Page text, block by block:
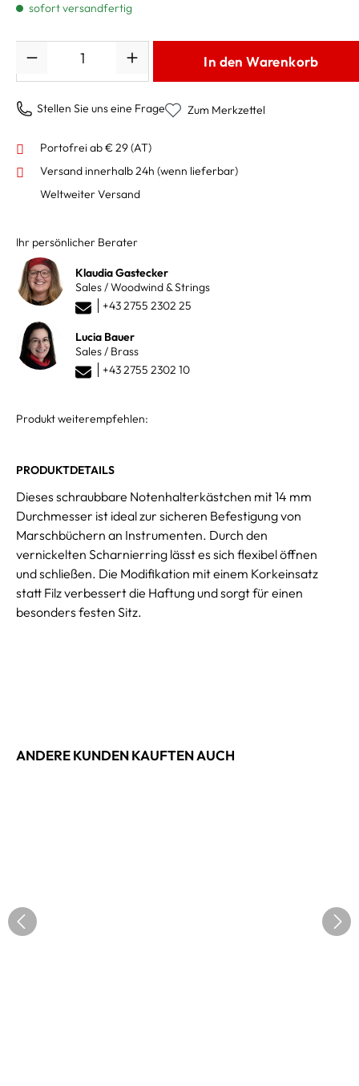
sofort versandfertig
In den Warenkorb
Stellen Sie uns eine Frage Zum Merkzettel
Portofrei ab € 29 (AT)
Versand innerhalb 24h (wenn lieferbar)
Weltweiter Versand
Ihr persönlicher Berater
Klaudia Gastecker
Sales / Woodwind & Strings
+43 2755 2302 25
Lucia Bauer
Sales / Brass
+43 2755 2302 10
Produkt weiterempfehlen:
PRODUKTDETAILS
Dieses schraubbare Notenhalterkästchen mit 14 mm
Durchmesser ist ideal zur sicheren Befestigung von
Marschbüchern an Instrumenten. Durch den
vernickelten Scharnierring lässt es sich flexibel öffnen
und schließen. Die Modifikation mit einem Korkeinsatz
statt Filz verbessert die Haftung und sorgt für einen
besonders festen Sitz.
ANDERE KUNDEN KAUFTEN AUCH